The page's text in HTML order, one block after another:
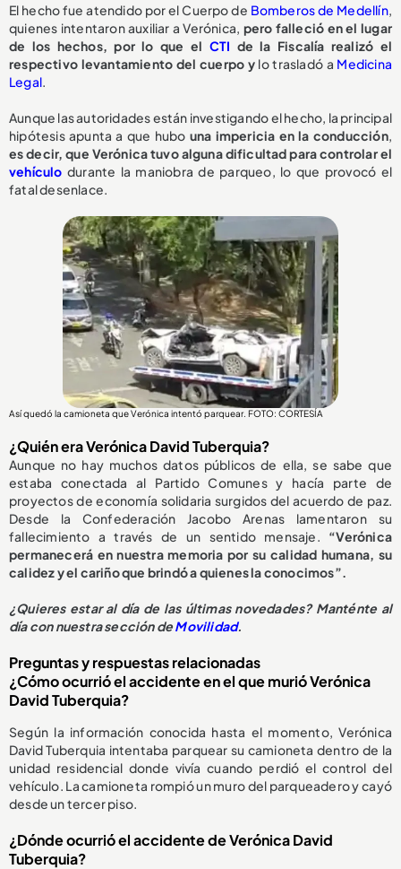
El hecho fue atendido por el Cuerpo de Bomberos de Medellín,
quienes intentaron auxiliar a Verónica, pero falleció en el lugar
de los hechos, por lo que el CTI de la Fiscalía realizó el
respectivo levantamiento del cuerpo y lo trasladó a Medicina
Legal.
Aunque las autoridades están investigando el hecho, la principal
hipótesis apunta a que hubo una impericia en la conducción,
es decir, que Verónica tuvo alguna dificultad para controlar el
vehículo durante la maniobra de parqueo, lo que provocó el
fatal desenlace.
Así quedó la camioneta que Verónica intentó parquear. FOTO: CORTESÍA
¿Quién era Verónica David Tuberquia?
Aunque no hay muchos datos públicos de ella, se sabe que
estaba conectada al Partido Comunes y hacía parte de
proyectos de economía solidaria surgidos del acuerdo de paz.
Desde la Confederación Jacobo Arenas lamentaron su
fallecimiento a través de un sentido mensaje. “Verónica
permanecerá en nuestra memoria por su calidad humana, su
calidez y el cariño que brindó a quienes la conocimos”.
¿Quieres estar al día de las últimas novedades? Manténte al
día con nuestra sección deMovilidad.
Preguntas y respuestas relacionadas
¿Cómo ocurrió el accidente en el que murió Verónica
David Tuberquia?
Según la información conocida hasta el momento, Verónica
David Tuberquia intentaba parquear su camioneta dentro de la
unidad residencial donde vivía cuando perdió el control del
vehículo. La camioneta rompió un muro del parqueadero y cayó
desde un tercer piso.
¿Dónde ocurrió el accidente de Verónica David
Tuberquia?